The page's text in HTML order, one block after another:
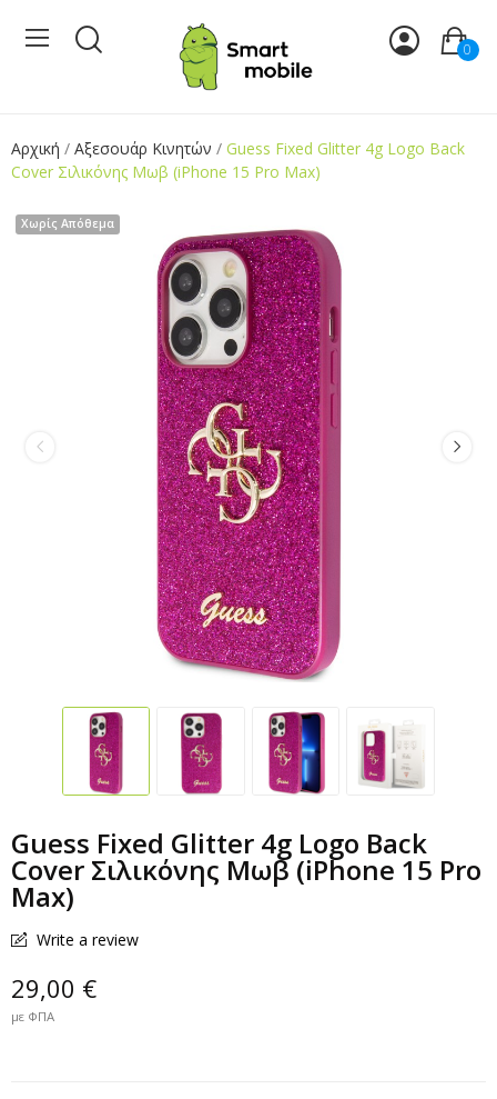
0
Αρχική Αξεσουάρ Κινητών
Guess Fixed Glitter 4g Logo Back
Cover Σιλικόνης Μωβ (iPhone 15 Pro Max)
Χωρίς Απόθεμα
Guess Fixed Glitter 4g Logo Back
Cover Σιλικόνης Μωβ (iPhone 15 Pro
Max)
Write a review
29,00 €
με ΦΠΑ